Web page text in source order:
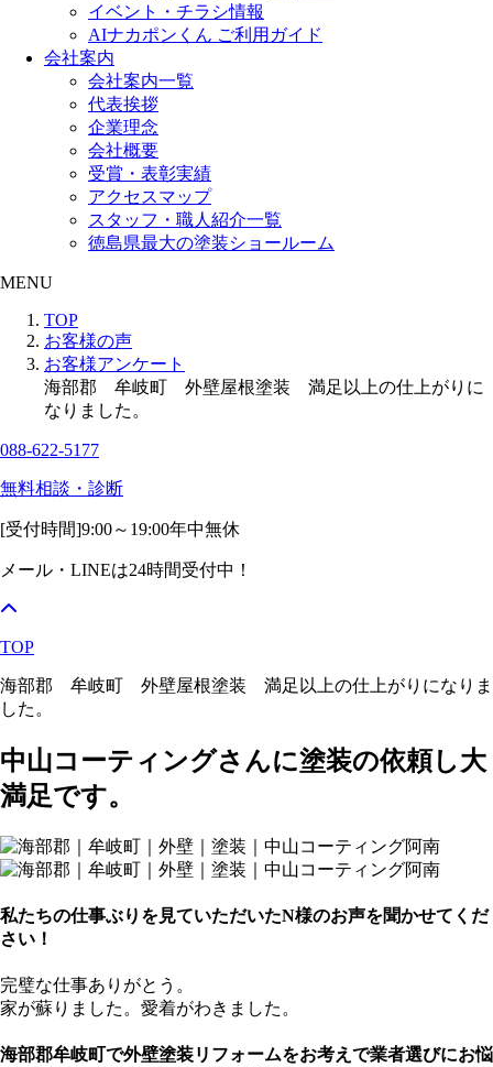
イベント・チラシ情報
AIナカポンくん ご利用ガイド
会社案内
会社案内一覧
代表挨拶
企業理念
会社概要
受賞・表彰実績
アクセスマップ
スタッフ・職人紹介一覧
徳島県最大の塗装ショールーム
MENU
TOP
お客様の声
お客様アンケート
海部郡 牟岐町 外壁屋根塗装 満足以上の仕上がりに
なりました。
088-622-5177
無料相談・診断
[受付時間]9:00～19:00年中無休
メール・LINEは24時間受付中！
TOP
海部郡 牟岐町 外壁屋根塗装 満足以上の仕上がりになりま
した。
中山コーティングさんに塗装の依頼し大
満足です。
私たちの仕事ぶりを見ていただいたN様のお声を聞かせてくだ
さい！
完璧な仕事ありがとう。
家が蘇りました。愛着がわきました。
海部郡牟岐町で外壁塗装リフォームをお考えで業者選びにお悩